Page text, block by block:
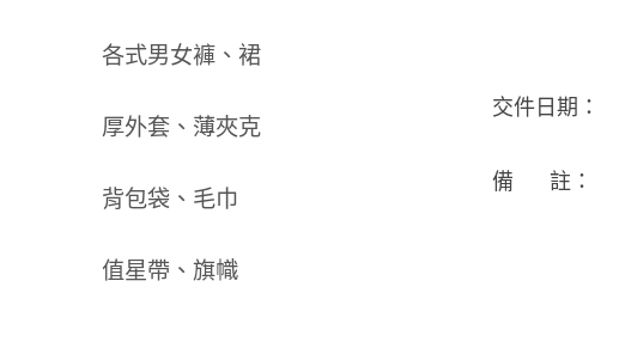
各式男女褲、裙
厚外套、薄夾克
背包袋、毛巾
值星帶、旗幟
交件日期：
備 註：